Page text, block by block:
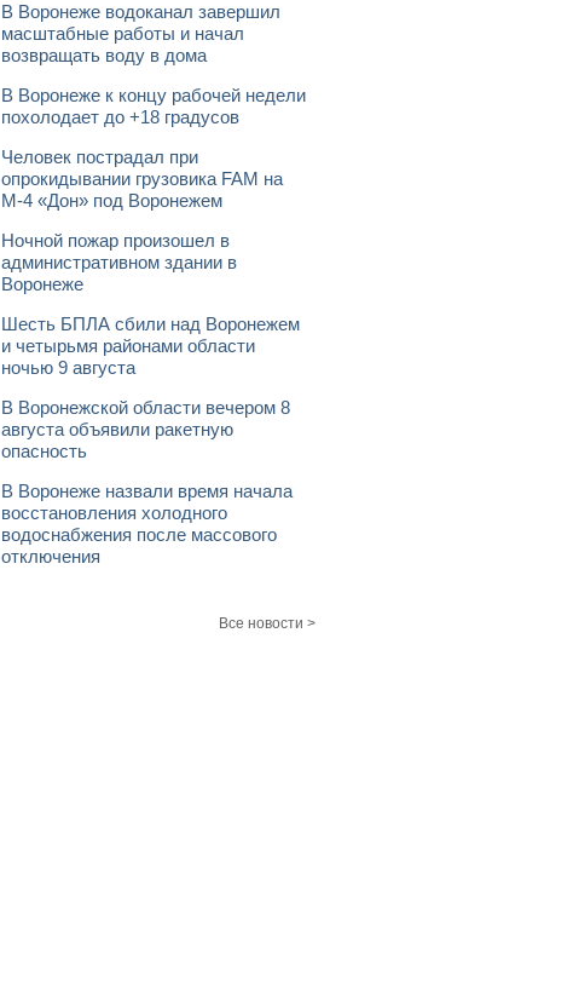
В Воронеже водоканал завершил
масштабные работы и начал
возвращать воду в дома
В Воронеже к концу рабочей недели
похолодает до +18 градусов
Человек пострадал при
опрокидывании грузовика FAM на
М-4 «Дон» под Воронежем
Ночной пожар произошел в
административном здании в
Воронеже
Шесть БПЛА сбили над Воронежем
и четырьмя районами области
ночью 9 августа
В Воронежской области вечером 8
августа объявили ракетную
опасность
В Воронеже назвали время начала
восстановления холодного
водоснабжения после массового
отключения
Все новости >